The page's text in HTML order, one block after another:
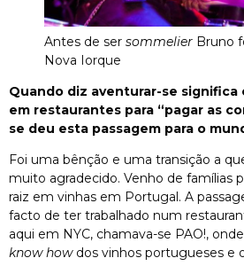
Antes de ser sommelier Bruno
Nova Iorque
Quando diz aventurar-se significa
em restaurantes para “pagar as
se deu esta passagem para o
Foi uma bênção e uma transição a
muito agradecido. Venho de famílias
raiz em vinhas em Portugal. A
facto de ter trabalhado num
aqui em NYC, chamava-se PAO!,
know howdos vinhos portugueses e